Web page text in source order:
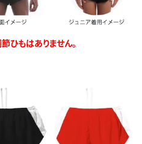
ひもはありません。